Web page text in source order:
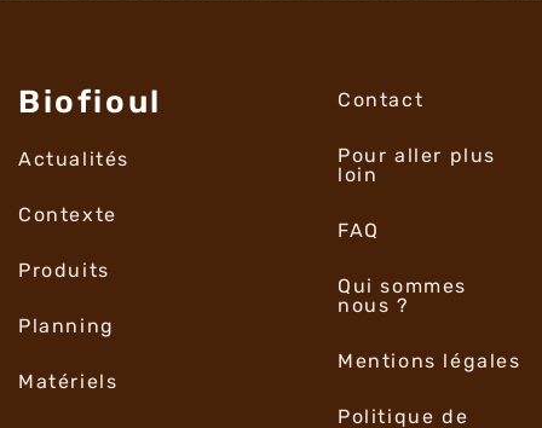
Biofioul
Actualités
Contexte
Produits
Planning
Matériels
Contact
Pour aller plus
loin
FAQ
Qui sommes
nous ?
Mentions légales
Politique de